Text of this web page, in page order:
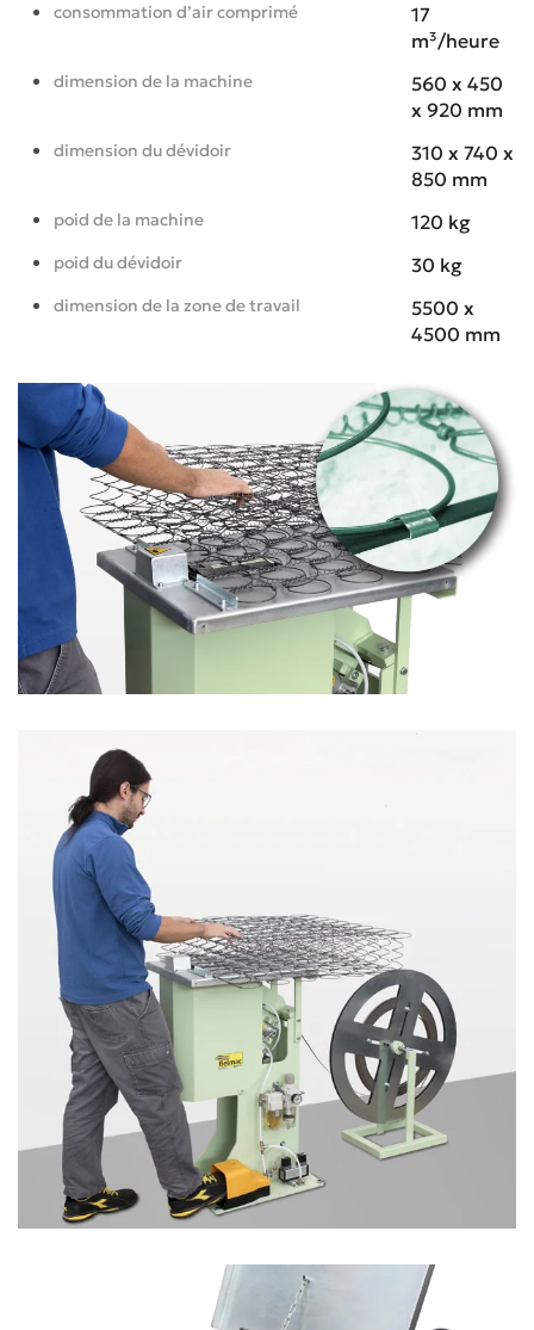
consommation d’air comprimé
17
m³/heure
dimension de la machine
560 x 450
x 920 mm
dimension du dévidoir
310 x 740 x
850 mm
poid de la machine 120 kg
poid du dévidoir 30 kg
dimension de la zone de travail
5500 x
4500 mm